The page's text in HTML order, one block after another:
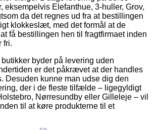
eksempelvis Elefanthue, 3-huller, Grov,
da det regnes ud fra at bestillingen
klokkeslæt, med det formål at de
få bestillingen hen til fragtfirmaet inden
fri.
butikker byder på levering uden
er det påkrævet at der handles
Desuden kunne man udse dig den
der i de fleste tilfælde – ligegyldigt
Nørresundby eller Gilleleje – vil
til at køre produkterne til et